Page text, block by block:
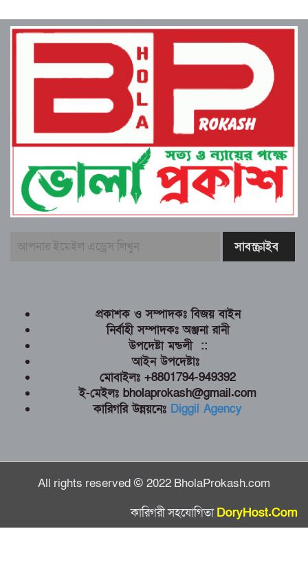
প্রকাশক ও সম্পাদকঃ বিজয় বাইন
নির্বাহী সম্পাদকঃ অঞ্জনা রানী
উপদেষ্টা মন্ডলী ::
আইন উপদেষ্টাঃ
মোবাইলঃ +8801794-949392
ই-মেইলঃ bholaprokash@gmail.com
কারিগরি উন্নয়নেঃ Diggil Agency
All rights reserved © 2022 BholaProkash.com
কারিগরী সহযোগিতাDoryHost.Com